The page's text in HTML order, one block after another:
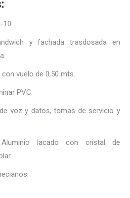
y fachada trasdosada en
vuelo de 0,50 mts.
PVC.
voz y datos, tomas de servicio y
lacado con cristal de